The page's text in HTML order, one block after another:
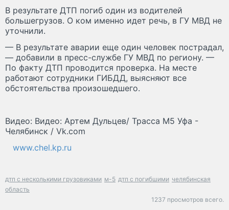
В результате ДТП погиб один из водителей
большегрузов. О ком именно идет речь, в ГУ МВД не
уточнили.
— В результате аварии еще один человек пострадал,
— добавили в пресс-службе ГУ МВД по региону. —
По факту ДТП проводится проверка. На месте
работают сотрудники ГИБДД, выясняют все
обстоятельства произошедшего.
Видео: Видео: Артем Дульцев/ Трасса М5 Уфа -
Челябинск / Vk.com
www.chel.kp.ru
дтп с несколькими грузовиками м-5 дтп с погибшими челябинская
область
1237 просмотров всего.